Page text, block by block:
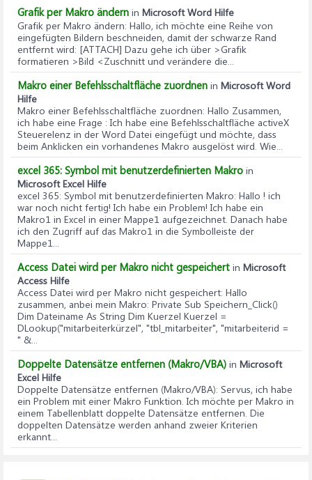
Grafik per Makro ändern in Microsoft Word Hilfe
Grafik per Makro ändern: Hallo, ich möchte eine Reihe von
eingefügten Bildern beschneiden, damit der schwarze Rand
entfernt wird: [ATTACH] Dazu gehe ich über >Grafik
formatieren >Bild <Zuschnitt und verändere die...
Makro einer Befehlsschaltfläche zuordnen in Microsoft Word
Hilfe
Makro einer Befehlsschaltfläche zuordnen: Hallo Zusammen,
ich habe eine Frage : Ich habe eine Befehlsschaltfläche activeX
Steuerelenz in der Word Datei eingefügt und möchte, dass
beim Anklicken ein vorhandenes Makro ausgelöst wird. Wie...
excel 365: Symbol mit benutzerdefinierten Makro in
Microsoft Excel Hilfe
excel 365: Symbol mit benutzerdefinierten Makro: Hallo ! ich
war noch nicht fertig! Ich habe ein Problem! Ich habe ein
Makro1 in Excel in einer Mappe1 aufgezeichnet. Danach habe
ich den Zugriff auf das Makro1 in die Symbolleiste der
Mappe1...
Access Datei wird per Makro nicht gespeichert in Microsoft
Access Hilfe
Access Datei wird per Makro nicht gespeichert: Hallo
zusammen, anbei mein Makro: Private Sub Speichern_Click()
Dim Dateiname As String Dim Kuerzel Kuerzel =
DLookup("mitarbeiterkürzel", "tbl_mitarbeiter", "mitarbeiterid =
" &...
Doppelte Datensätze entfernen (Makro/VBA) in Microsoft
Excel Hilfe
Doppelte Datensätze entfernen (Makro/VBA): Servus, ich habe
ein Problem mit einer Makro Funktion. Ich möchte per Makro in
einem Tabellenblatt doppelte Datensätze entfernen. Die
doppelten Datensätze werden anhand zweier Kriterien
erkannt...